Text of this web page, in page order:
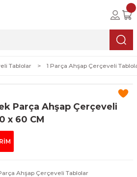
Tablolar 1 Parça Ahşap Çerçeveli
Parça Ahşap Çerçeveli
x 60 CM
Ahşap Çerçeveli Tablolar